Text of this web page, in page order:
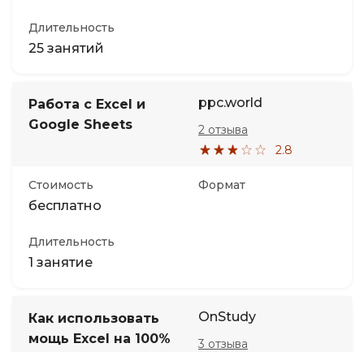
Длительность
25 занятий
Работа с Excel и
Google Sheets
ppc.world
2.8
2 отзыва
Стоимость
бесплатно
Формат
Длительность
1 занятие
Как использовать
мощь Excel на 100%
OnStudy
3 отзыва